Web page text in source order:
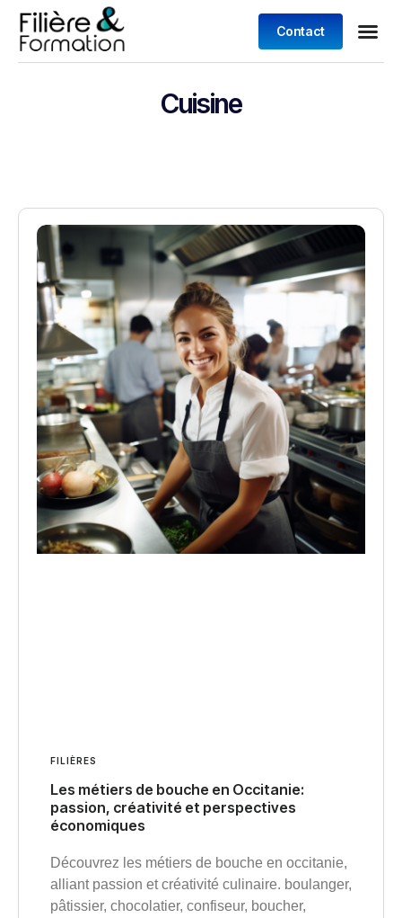
Contact
Cuisine
FILIÈRES
Les métiers de bouche en Occitanie:
passion, créativité et perspectives
économiques
Découvrez les métiers de bouche en occitanie,
alliant passion et créativité culinaire. boulanger,
pâtissier, chocolatier, confiseur, boucher,